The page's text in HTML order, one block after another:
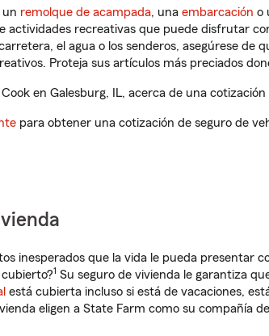
un remolque de acampada, una embarcación o
actividades recreativas que puede disfrutar
el agua o los senderos, asegúrese de
Proteja sus artículos más preciados
en Galesburg, IL, acerca de una
para obtener una cotización de seguro de
inesperados que la vida le pueda presentar
1 Su seguro de vivienda le garantiza
está cubierta incluso si está de vacaciones,
eligen a State Farm como su compañía